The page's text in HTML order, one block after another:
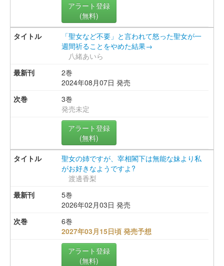
アラート登録
(無料)
「聖女など不要」と言われて怒った聖女が一
週間祈ることをやめた結果→
八緒あいら
2巻
2024年08月07日 発売
3巻
発売未定
アラート登録
(無料)
聖女の姉ですが、宰相閣下は無能な妹より私
がお好きなようですよ?
渡邊香梨
5巻
2026年02月03日 発売
6巻
2027年03月15日頃 発売予想
アラート登録
(無料)